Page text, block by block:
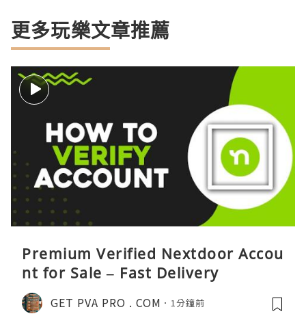
更多玩樂文章推薦
Premium Verified Nextdoor Accou
nt for Sale – Fast Delivery
GET PVA PRO . COM 1分鐘前